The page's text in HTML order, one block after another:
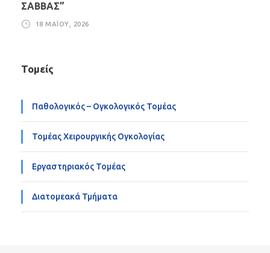
ΣΑΒΒΑΣ”
18 ΜΑΪ́ΟΥ, 2026
Τομείς
Παθολογικός – Ογκολογικός Τομέας
Τομέας Χειρουργικής Ογκολογίας
Εργαστηριακός Τομέας
Διατομεακά Τμήματα